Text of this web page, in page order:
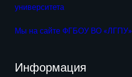
университета
Мы на сайте ФГБОУ ВО «ЛГПУ»
Информация